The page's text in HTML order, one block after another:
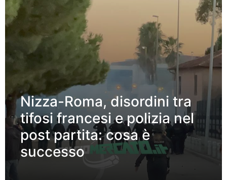
Nizza-Roma, disordini tra
tifosi francesi e polizia nel
post partita: cosa è
successo